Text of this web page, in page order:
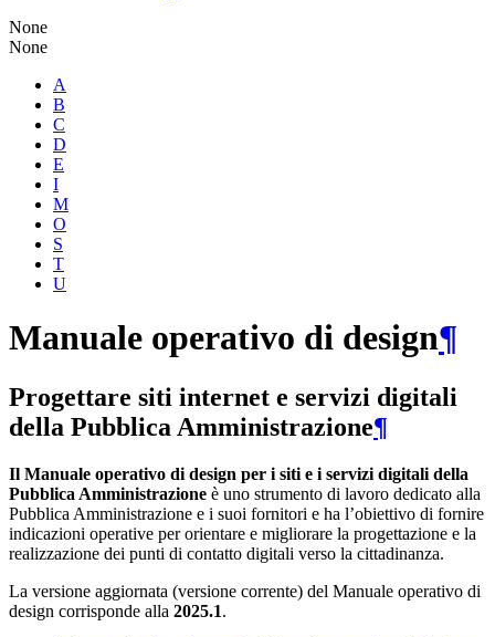
None
None
A
B
C
D
E
I
M
O
S
T
U
Manuale operativo di design¶
Progettare siti internet e servizi digitali
della Pubblica Amministrazione¶
Il Manuale operativo di design per i siti e i servizi digitali della
Pubblica Amministrazione è uno strumento di lavoro dedicato alla
Pubblica Amministrazione e i suoi fornitori e ha l’obiettivo di fornire
indicazioni operative per orientare e migliorare la progettazione e la
realizzazione dei punti di contatto digitali verso la cittadinanza.
La versione aggiornata (versione corrente) del Manuale operativo di
design corrisponde alla 2025.1.